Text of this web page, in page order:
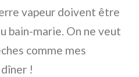
vapeur doivent être
bain-marie. On ne veut
comme mes
!